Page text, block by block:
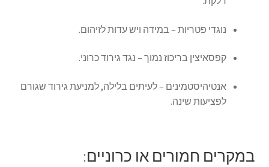
נוגדי פטריות – במידה ויש עדות לזיהום.
קפסאיצין בריכוז נמוך – נגד גירוד כרוני.
אנטיהיסטמינים – לעיתים בלילה, למניעת גירוד שגורם
לפציעות שינה.
במקרים חמורים או כרוניים: